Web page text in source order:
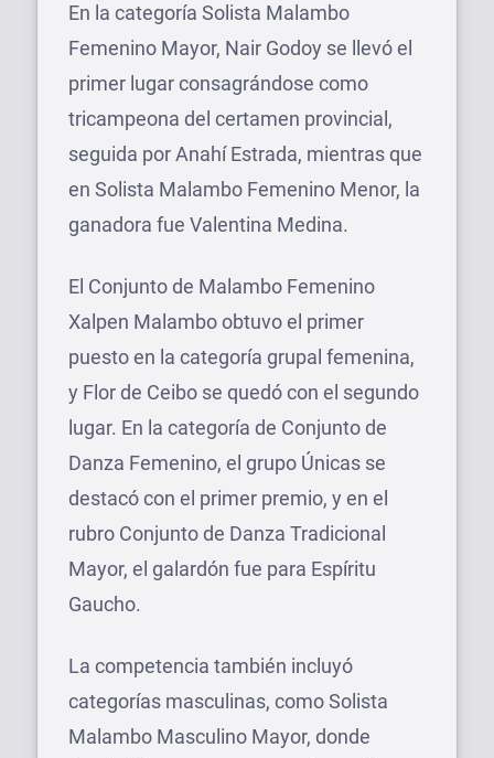
En la categoría Solista Malambo
Femenino Mayor, Nair Godoy se llevó el
primer lugar consagrándose como
tricampeona del certamen provincial,
seguida por Anahí Estrada, mientras que
en Solista Malambo Femenino Menor, la
ganadora fue Valentina Medina.
El Conjunto de Malambo Femenino
Xalpen Malambo obtuvo el primer
puesto en la categoría grupal femenina,
y Flor de Ceibo se quedó con el segundo
lugar. En la categoría de Conjunto de
Danza Femenino, el grupo Únicas se
destacó con el primer premio, y en el
rubro Conjunto de Danza Tradicional
Mayor, el galardón fue para Espíritu
Gaucho.
La competencia también incluyó
categorías masculinas, como Solista
Malambo Masculino Mayor, donde